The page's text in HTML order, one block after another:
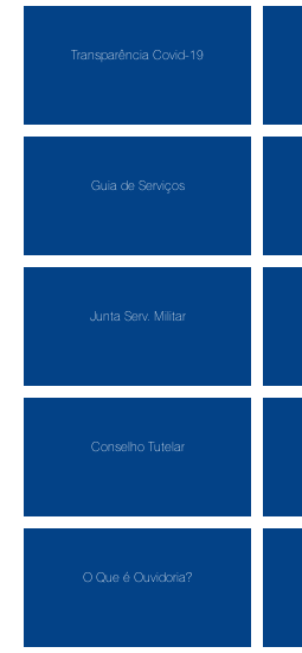
Transparência Covid-19
Guia de Serviços
Junta Serv. Militar
Conselho Tutelar
O Que é Ouvidoria?